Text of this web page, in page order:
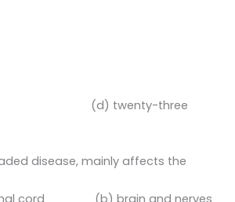
(d) twenty-three
disease, mainly affects the
cord (b) brain and nerves